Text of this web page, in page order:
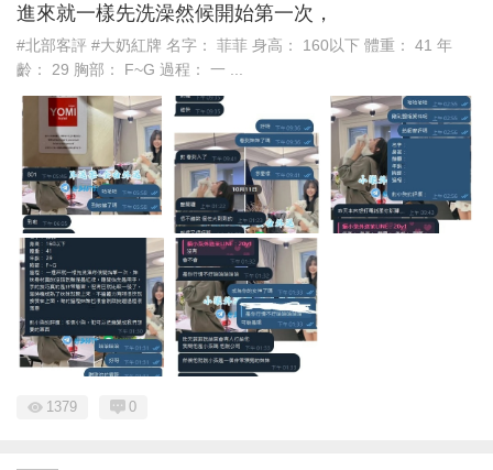
進來就一樣先洗澡然候開始第一次，
#北部客評 #大奶紅牌 名字： 菲菲 身高： 160以下 體重： 41 年
齡： 29 胸部： F~G 過程： 一 ...
1379 0